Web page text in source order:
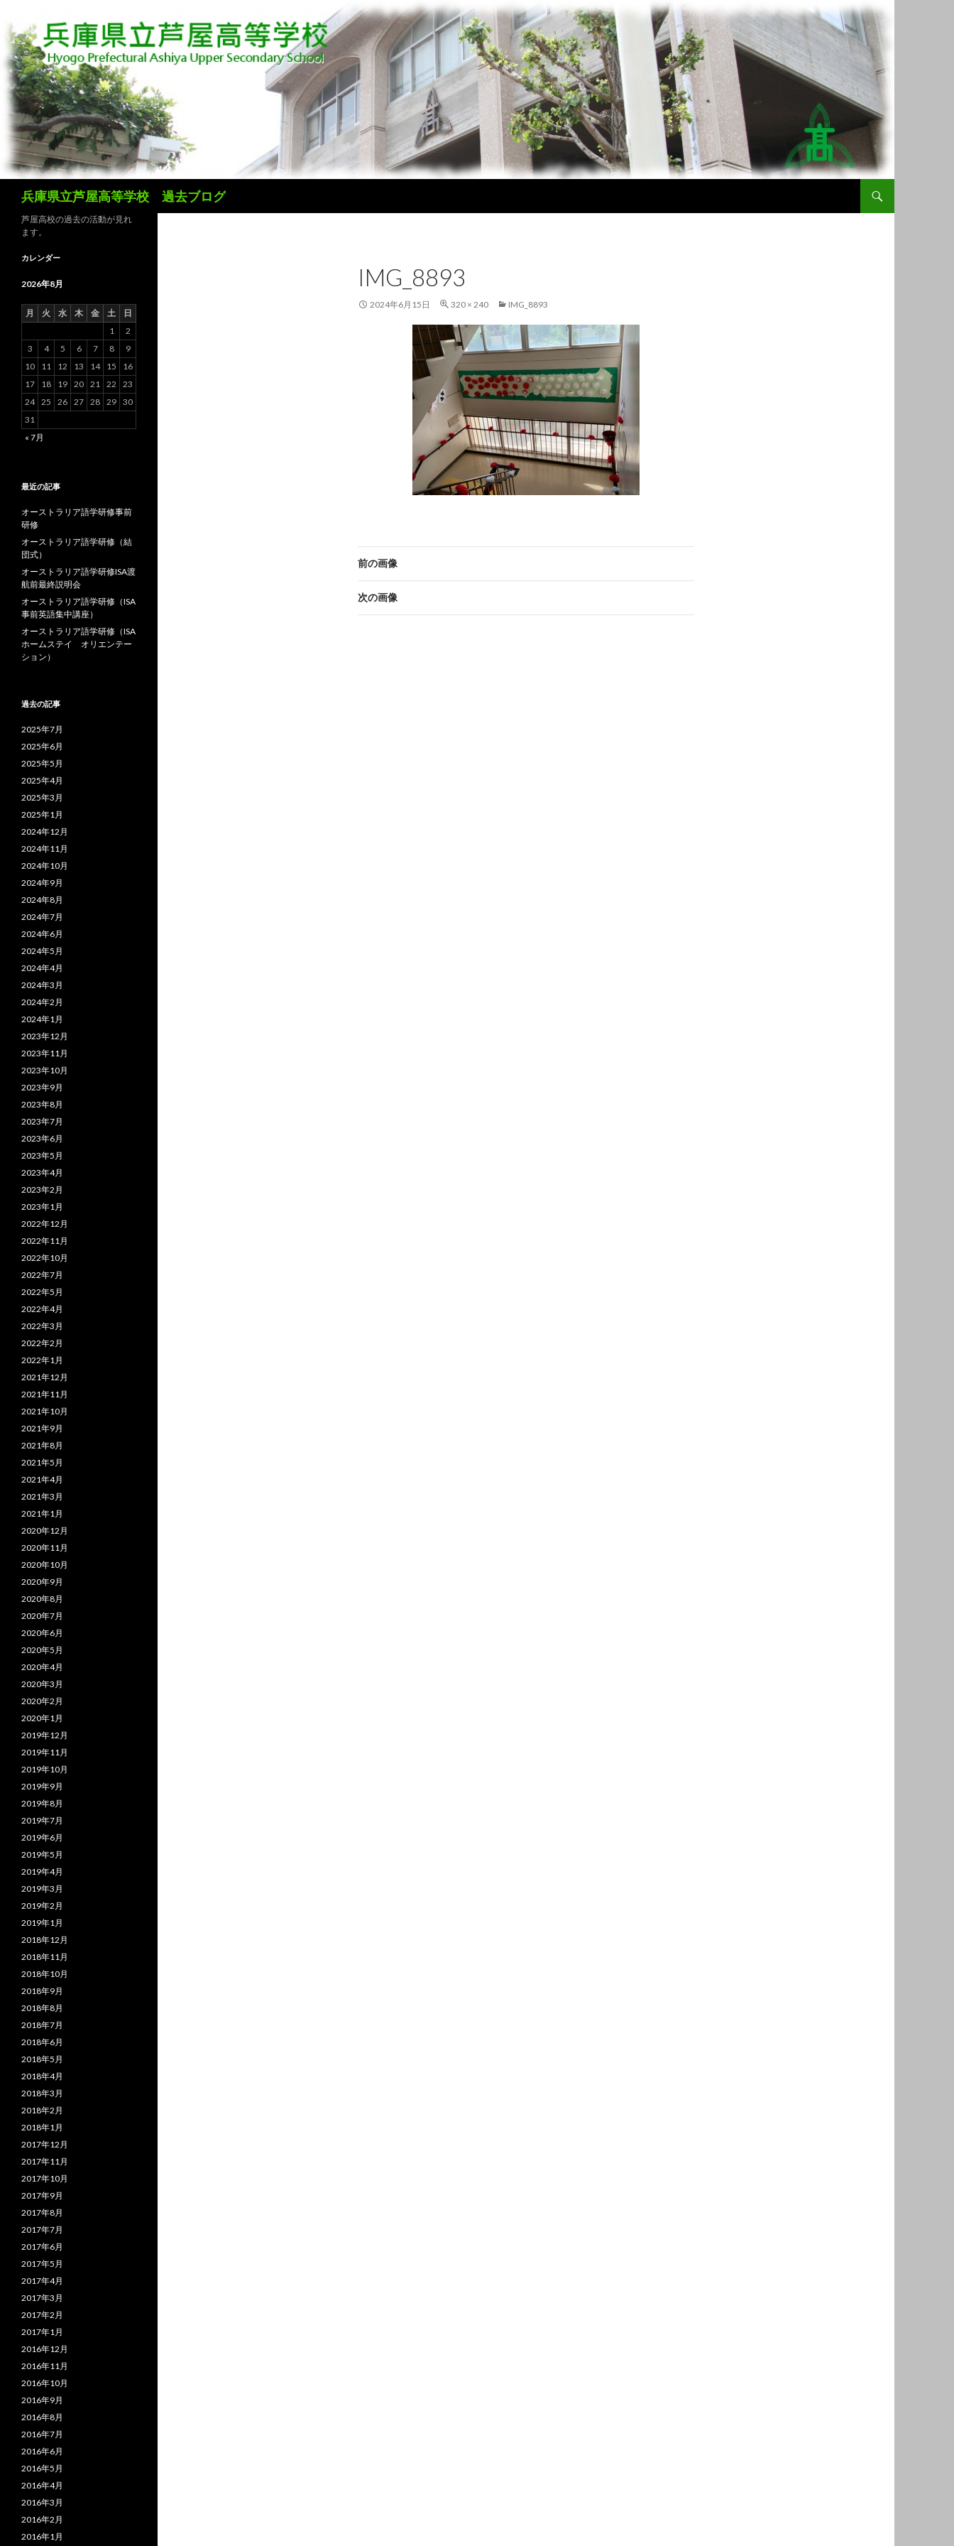
兵庫県立芦屋高等学校 過去ブログ
IMG_8893
2024年6月15日 320 × 240 IMG_8893
前の画像
次の画像
芦屋高校の過去の活動が見れ
ます。
カレンダー
2026年8月
月 火 水 木 金 土
日
1
2
3
4 5 6 7 8
9
10
11 12 13 14 15
16
17
18 19 20 21 22
23
24 25 26 27 28 29 30
31
« 7月
最近の記事
オーストラリア語学研修事前
研修
オーストラリア語学研修（結
団式）
オーストラリア語学研修ISA渡
航前最終説明会
オーストラリア語学研修（ISA
事前英語集中講座）
オーストラリア語学研修（ISA
ホームステイ オリエンテー
ション）
過去の記事
2025年7月
2025年6月
2025年5月
2025年4月
2025年3月
2025年1月
2024年12月
2024年11月
2024年10月
2024年9月
2024年8月
2024年7月
2024年6月
2024年5月
2024年4月
2024年3月
2024年2月
2024年1月
2023年12月
2023年11月
2023年10月
2023年9月
2023年8月
2023年7月
2023年6月
2023年5月
2023年4月
2023年2月
2023年1月
2022年12月
2022年11月
2022年10月
2022年7月
2022年5月
2022年4月
2022年3月
2022年2月
2022年1月
2021年12月
2021年11月
2021年10月
2021年9月
2021年8月
2021年5月
2021年4月
2021年3月
2021年1月
2020年12月
2020年11月
2020年10月
2020年9月
2020年8月
2020年7月
2020年6月
2020年5月
2020年4月
2020年3月
2020年2月
2020年1月
2019年12月
2019年11月
2019年10月
2019年9月
2019年8月
2019年7月
2019年6月
2019年5月
2019年4月
2019年3月
2019年2月
2019年1月
2018年12月
2018年11月
2018年10月
2018年9月
2018年8月
2018年7月
2018年6月
2018年5月
2018年4月
2018年3月
2018年2月
2018年1月
2017年12月
2017年11月
2017年10月
2017年9月
2017年8月
2017年7月
2017年6月
2017年5月
2017年4月
2017年3月
2017年2月
2017年1月
2016年12月
2016年11月
2016年10月
2016年9月
2016年8月
2016年7月
2016年6月
2016年5月
2016年4月
2016年3月
2016年2月
2016年1月